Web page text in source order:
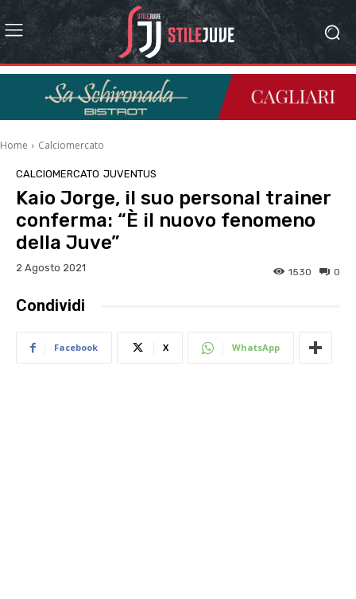
Home Calciomercato
CALCIOMERCATO JUVENTUS
Kaio Jorge, il suo personal trainer
conferma: “È il nuovo fenomeno
della Juve”
2 Agosto 2021 0
1530
Condividi
Facebook X WhatsApp